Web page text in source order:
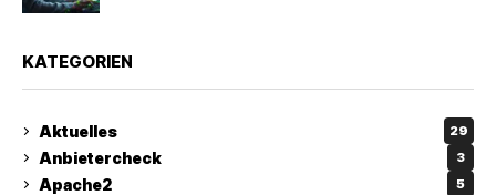
KATEGORIEN
Aktuelles 29
Anbietercheck 3
Apache2 5